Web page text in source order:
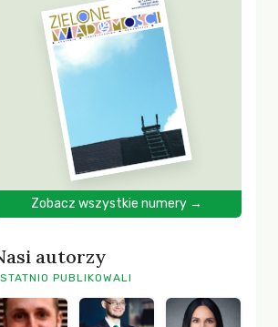
Zobacz wszystkie numery →
autorzy
PUBLIKOWALI